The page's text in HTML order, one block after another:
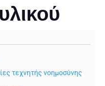
τεχνητής νοημοσύνης